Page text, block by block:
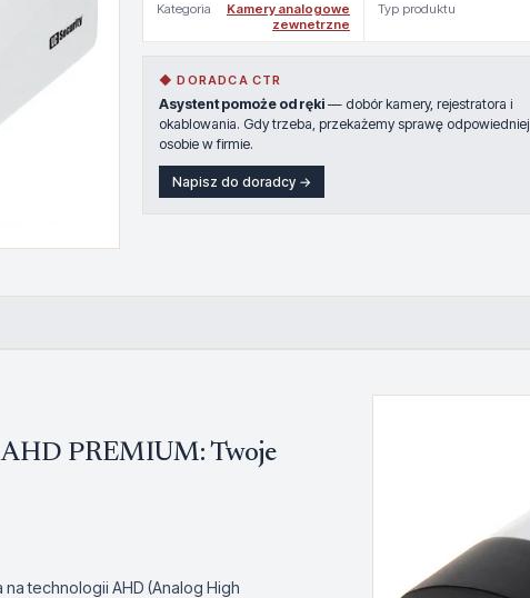
Kategoria
Kamery analogowe
zewnetrzne
Typ produktu
◆ DORADCA CTR
Asystent pomoże od ręki — dobór kamery, rejestratora i
okablowania. Gdy trzeba, przekażemy sprawę odpowiedniej
osobie w firmie.
Napisz do doradcy →
AHD PREMIUM: Twoje
technologii AHD (Analog High